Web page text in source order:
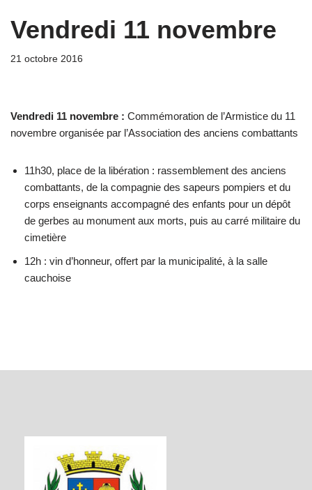
Vendredi 11 novembre
21 octobre 2016
Vendredi 11 novembre : Commémoration de l’Armistice du 11
novembre organisée par l’Association des anciens combattants
11h30, place de la libération : rassemblement des anciens
combattants, de la compagnie des sapeurs pompiers et du
corps enseignants accompagné des enfants pour un dépôt
de gerbes au monument aux morts, puis au carré militaire du
cimetière
12h : vin d’honneur, offert par la municipalité, à la salle
cauchoise